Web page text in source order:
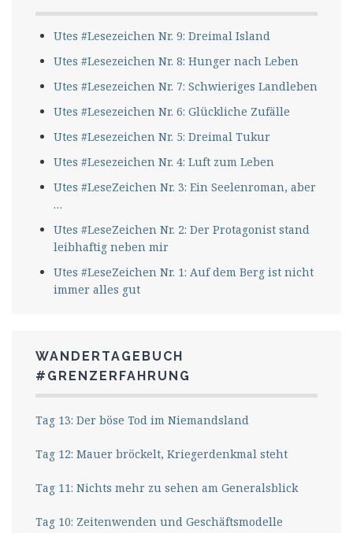
Utes #Lesezeichen Nr. 9: Dreimal Island
Utes #Lesezeichen Nr. 8: Hunger nach Leben
Utes #Lesezeichen Nr. 7: Schwieriges Landleben
Utes #Lesezeichen Nr. 6: Glückliche Zufälle
Utes #Lesezeichen Nr. 5: Dreimal Tukur
Utes #Lesezeichen Nr. 4: Luft zum Leben
Utes #LeseZeichen Nr. 3: Ein Seelenroman, aber
…
Utes #LeseZeichen Nr. 2: Der Protagonist stand
leibhaftig neben mir
Utes #LeseZeichen Nr. 1: Auf dem Berg ist nicht
immer alles gut
WANDERTAGEBUCH
#GRENZERFAHRUNG
Tag 13: Der böse Tod im Niemandsland
Tag 12: Mauer bröckelt, Kriegerdenkmal steht
Tag 11: Nichts mehr zu sehen am Generalsblick
Tag 10: Zeitenwenden und Geschäftsmodelle